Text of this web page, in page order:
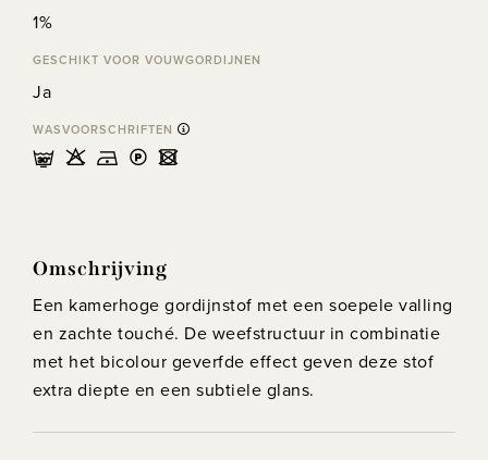
1%
GESCHIKT VOOR VOUWGORDIJNEN
Ja
WASVOORSCHRIFTEN
mHDLU
Omschrijving
Een kamerhoge gordijnstof met een soepele valling
en zachte touché. De weefstructuur in combinatie
met het bicolour geverfde effect geven deze stof
extra diepte en een subtiele glans.